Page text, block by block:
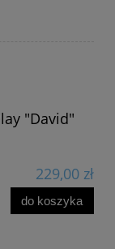
"David"
229,00 zł
do koszyka